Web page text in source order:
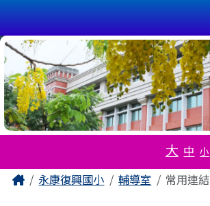
跳至主內容區
台南市永康復興國小
導覽列
大 中 小
主內容區域
Home永康復興國小 輔導室 常用連結
頁尾區域